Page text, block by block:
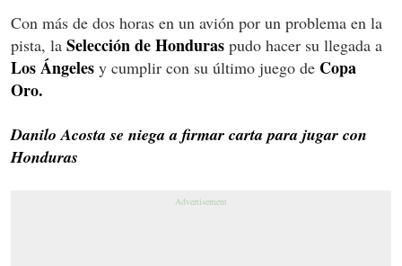
Con más de dos horas en un avión por un problema en la
pista, la Selección de Honduras pudo hacer su llegada a
Los Ángeles y cumplir con su último juego de Copa
Oro.
Danilo Acosta se niega a firmar carta para jugar con
Honduras